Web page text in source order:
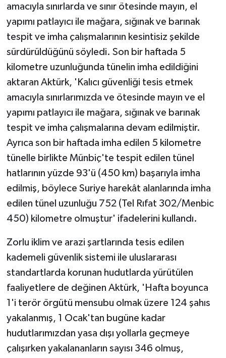
amacıyla sınırlarda ve sınır ötesinde mayın, el
yapımı patlayıcı ile mağara, sığınak ve barınak
tespit ve imha çalışmalarının kesintisiz şekilde
sürdürüldüğünü söyledi. Son bir haftada 5
kilometre uzunluğunda tünelin imha edildiğini
aktaran Aktürk, 'Kalıcı güvenliği tesis etmek
amacıyla sınırlarımızda ve ötesinde mayın ve el
yapımı patlayıcı ile mağara, sığınak ve barınak
tespit ve imha çalışmalarına devam edilmiştir.
Ayrıca son bir haftada imha edilen 5 kilometre
tünelle birlikte Münbiç'te tespit edilen tünel
hatlarının yüzde 93'ü (450 km) başarıyla imha
edilmiş, böylece Suriye harekât alanlarında imha
edilen tünel uzunluğu 752 (Tel Rıfat 302/Menbic
450) kilometre olmuştur' ifadelerini kullandı.
Zorlu iklim ve arazi şartlarında tesis edilen
kademeli güvenlik sistemi ile uluslararası
standartlarda korunan hudutlarda yürütülen
faaliyetlere de değinen Aktürk, 'Hafta boyunca
1'i terör örgütü mensubu olmak üzere 124 şahıs
yakalanmış, 1 Ocak'tan bugüne kadar
hudutlarımızdan yasa dışı yollarla geçmeye
çalışırken yakalananların sayısı 346 olmuş,